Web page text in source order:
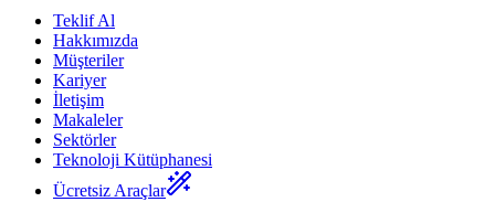
Teklif Al
Hakkımızda
Müşteriler
Kariyer
İletişim
Makaleler
Sektörler
Teknoloji Kütüphanesi
Ücretsiz Araçlar